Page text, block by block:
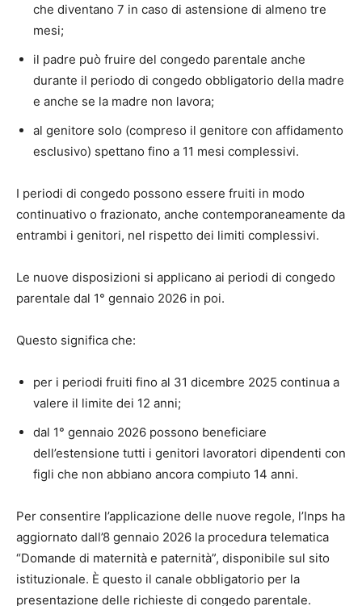
che diventano 7 in caso di astensione di almeno tre
mesi;
il padre può fruire del congedo parentale anche
durante il periodo di congedo obbligatorio della madre
e anche se la madre non lavora;
al genitore solo (compreso il genitore con affidamento
esclusivo) spettano fino a 11 mesi complessivi.
I periodi di congedo possono essere fruiti in modo
continuativo o frazionato, anche contemporaneamente da
entrambi i genitori, nel rispetto dei limiti complessivi.
Le nuove disposizioni si applicano ai periodi di congedo
parentale dal 1° gennaio 2026 in poi.
Questo significa che:
per i periodi fruiti fino al 31 dicembre 2025 continua a
valere il limite dei 12 anni;
dal 1° gennaio 2026 possono beneficiare
dell’estensione tutti i genitori lavoratori dipendenti con
figli che non abbiano ancora compiuto 14 anni.
Per consentire l’applicazione delle nuove regole, l’Inps ha
aggiornato dall’8 gennaio 2026 la procedura telematica
“Domande di maternità e paternità”, disponibile sul sito
istituzionale. È questo il canale obbligatorio per la
presentazione delle richieste di congedo parentale.